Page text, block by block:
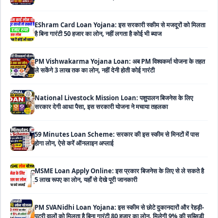
PM Vishwakarma Yojana Loan: अब PM विश्वकर्मा योजना के तहत
National Livestock Mission Loan: पशुपालन बिजनेस के लिए
59 Minutes Loan Scheme: सरकार की इस स्कीम से मिनटों में पास
MSME Loan Apply Online: इस प्रकार बिजनेस के लिए से ले सकते है
PM SVANidhi Loan Yojana: इस स्कीम से छोटे दुकानदारों और रेहड़ी-